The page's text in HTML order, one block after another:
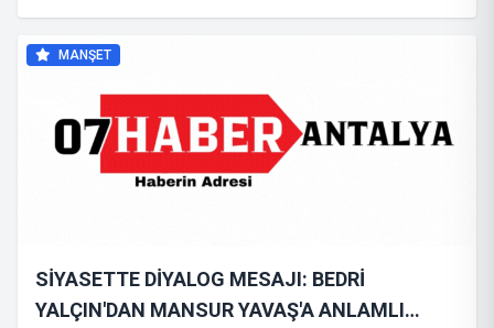
MANŞET
SİYASETTE DİYALOG MESAJI: BEDRİ
YALÇIN'DAN MANSUR YAVAŞ'A ANLAMLI